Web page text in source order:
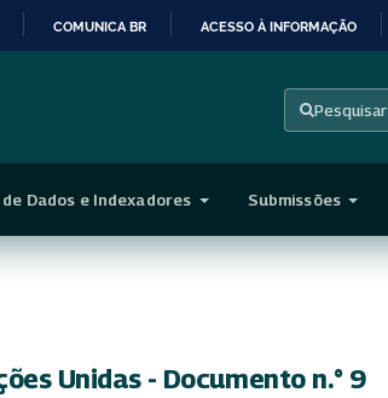
CONTEÚDO
COMUNICA BR ACESSO À INFORMAÇÃO
Pesquisar
de Dados e Indexadores Submissões
Unidas - Documento n.° 9